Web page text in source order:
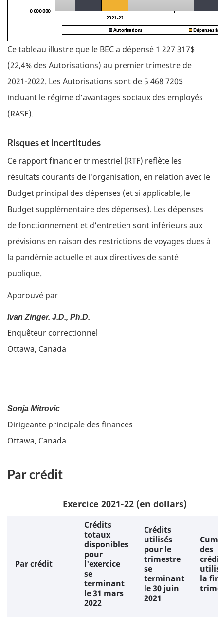
Ce tableau illustre que le BEC a dépensé 1 227 317$
(22,4% des Autorisations) au premier trimestre de
2021-2022. Les Autorisations sont de 5 468 720$
incluant le régime d’avantages sociaux des employés
(RASE).
Risques et incertitudes
Ce rapport financier trimestriel (RTF) reflète les
résultats courants de l'organisation, en relation avec le
Budget principal des dépenses (et si applicable, le
Budget supplémentaire des dépenses). Les dépenses
de fonctionnement et d’entretien sont inférieurs aux
prévisions en raison des restrictions de voyages dues à
la pandémie actuelle et aux directives de santé
publique.
Approuvé par
Ivan Zinger. J.D., Ph.D.
Enquêteur correctionnel
Ottawa, Canada
Sonja Mitrovic
Dirigeante principale des finances
Ottawa, Canada
Par crédit
Exercice 2021-22 (en dollars)
Par crédit
Crédits
totaux
disponibles
pour
l'exercice
se
terminant
le 31 mars
2022
Crédits
utilisés
pour le
trimestre
se
terminant
le 30 juin
2021
des
la